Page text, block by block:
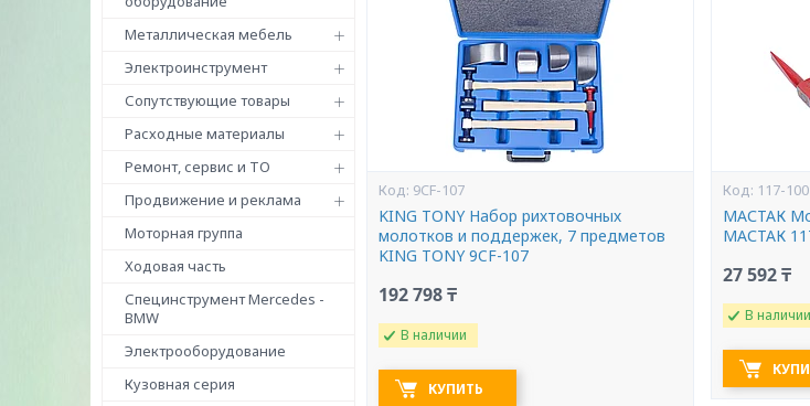
Металлическая мебель
Электроинструмент
Сопутствующие товары
Расходные материалы
Ремонт, сервис и ТО
Продвижение и реклама
Моторная группа
Ходовая часть
Специнструмент Mercedes -
BMW
Электрооборудование
Кузовная серия
9CF-107
KING TONY Набор рихтовочных
молотков и поддержек, 7 предметов
KING TONY 9CF-107
192 798 ₸
В наличии
КУПИТЬ
117-
МАСТАК
МАСТАК
27 592 ₸
В наличии